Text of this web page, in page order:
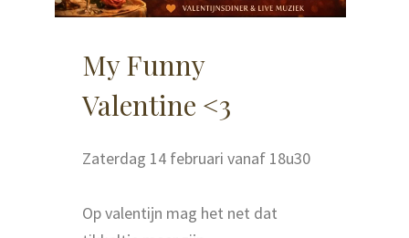
My Funny
Valentine <3
Zaterdag 14 februari vanaf 18u30
Op valentijn mag het net dat